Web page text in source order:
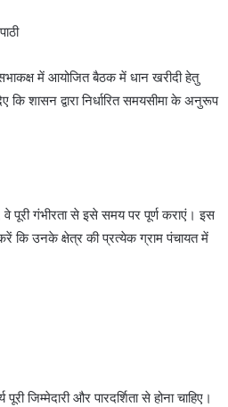
में आयोजित बैठक में धान खरीदी हेतु
कि शासन द्वारा निर्धारित समयसीमा के अनुरूप
वे पूरी गंभीरता से इसे समय पर पूर्ण कराएं। इस
कि उनके क्षेत्र की प्रत्येक ग्राम पंचायत में
जिम्मेदारी और पारदर्शिता से होना चाहिए।